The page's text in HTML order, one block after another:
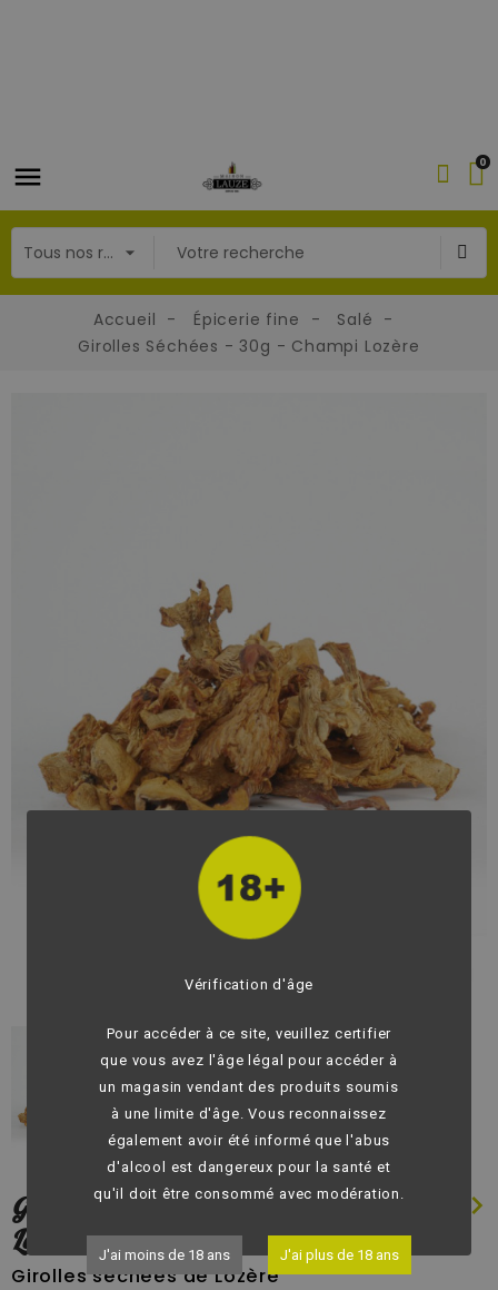
Vérification d'âge
Pour accéder à ce site, veuillez certifier
que vous avez l'âge légal pour accéder à
un magasin vendant des produits soumis
à une limite d'âge. Vous reconnaissez
également avoir été informé que l'abus
d'alcool est dangereux pour la santé et
qu'il doit être consommé avec modération.
J'ai moins de 18 ans J'ai plus de 18 ans
0
Accueil Épicerie fine
Salé
Girolles Séchées - 30g - Champi Lozère
Girolles Séchées - 30g - Champi
Lozère
chevron_right
Girolles séchées de Lozère